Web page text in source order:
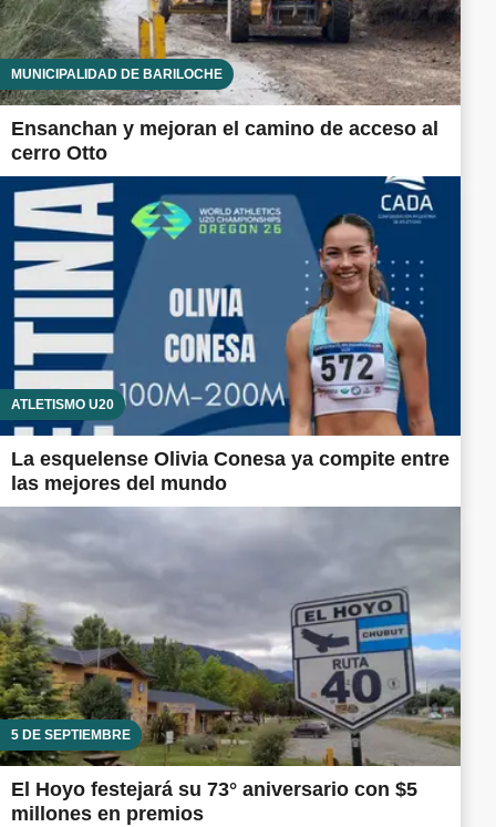
MUNICIPALIDAD DE BARILOCHE
Ensanchan y mejoran el camino de acceso al
cerro Otto
ATLETISMO U20
La esquelense Olivia Conesa ya compite entre
las mejores del mundo
5 DE SEPTIEMBRE
El Hoyo festejará su 73° aniversario con $5
millones en premios